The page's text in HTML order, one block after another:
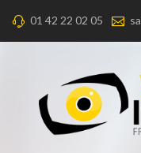
01 42 22 02 05